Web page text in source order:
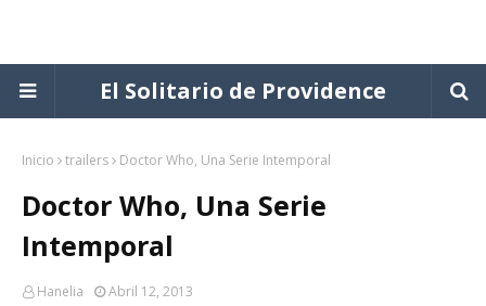
El Solitario de Providence
Inicio trailers Doctor Who, Una Serie Intemporal
Doctor Who, Una Serie
Intemporal
Hanelia Abril 12, 2013